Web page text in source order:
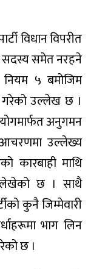
विधान विपरीत
सदस्य समेत नरहने
५ बमोजिम
गरेको उल्लेख छ ।
अनुगमन
आचरणमा उल्लेख्य
कारबाही माथि
लेखेको छ । साथै
कुनै जिम्मेवारी
भाग लिन
छ ।